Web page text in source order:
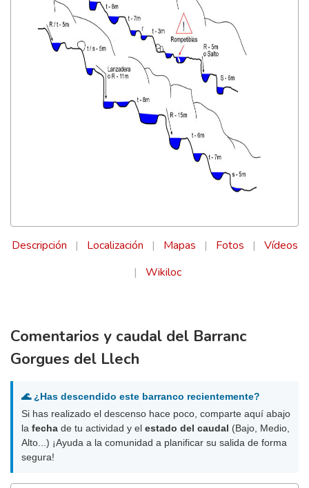
Descripción | Localización | Mapas | Fotos |
Vídeos
|
Wikiloc
Comentarios y caudal del Barranc
Gorgues del Llech
🌊 ¿Has descendido este barranco recientemente?
Si has realizado el descenso hace poco, comparte aquí abajo
la fecha de tu actividad y el estado del caudal (Bajo, Medio,
Alto...) ¡Ayuda a la comunidad a planificar su salida de forma
segura!